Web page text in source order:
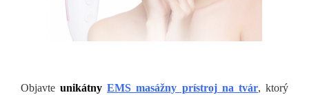
Objavteunikátny EMS masážny prístroj na tvár, ktorý